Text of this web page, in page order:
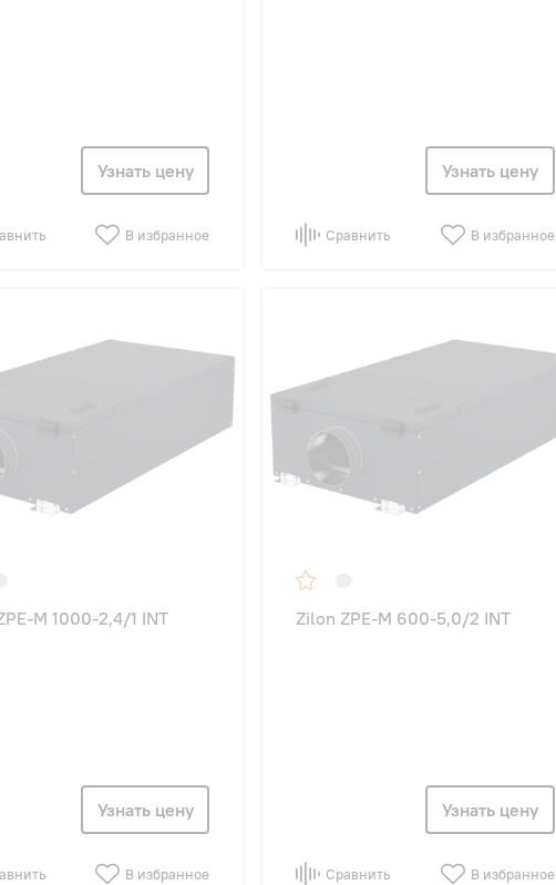
Узнать цену
В избранное
Узнать цену
Сравнить В избранное
M 1000-2,4/1 INT
Узнать цену
В избранное
Zilon ZPE-M 600-5,0/2 INT
Узнать цену
Сравнить В избранное